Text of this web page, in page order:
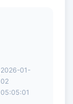
2026-01-
02
05:05:01